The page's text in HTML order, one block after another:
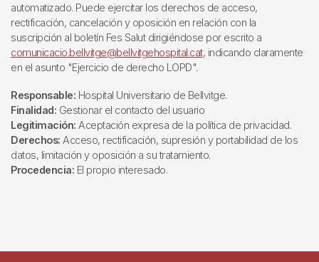
automatizado. Puede ejercitar los derechos de acceso,
rectificación, cancelación y oposición en relación con la
suscripción al boletín Fes Salut dirigiéndose por escrito a
comunicacio.bellvitge@bellvitgehospital.cat, indicando claramente
en el asunto "Ejercicio de derecho LOPD".
Responsable: Hospital Universitario de Bellvitge.
Finalidad: Gestionar el contacto del usuario
Legitimación: Aceptación expresa de la política de privacidad.
Derechos: Acceso, rectificación, supresión y portabilidad de los
datos, limitación y oposición a su tratamiento.
Procedencia: El propio interesado.